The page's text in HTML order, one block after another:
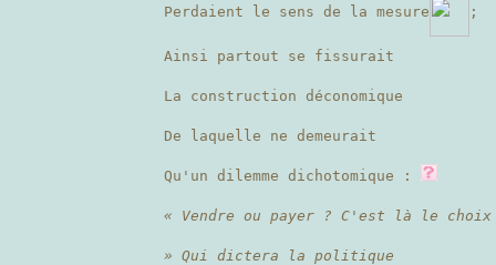
Perdaient le sens de la mesure ;
Ainsi partout se fissurait
La construction déconomique
De laquelle ne demeurait
Qu'un dilemme dichotomique :
« Vendre ou payer ? C'est là le choix
» Qui dictera la politique